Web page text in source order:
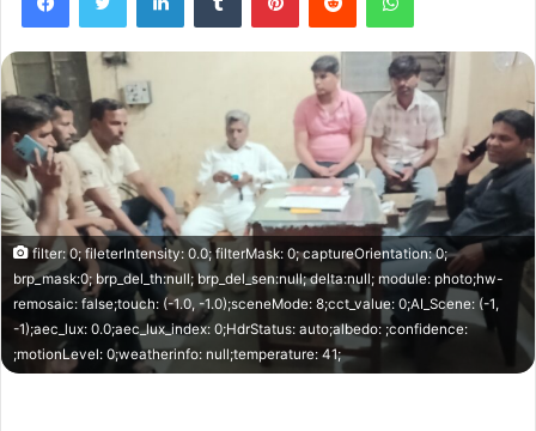
filter: 0; fileterIntensity: 0.0; filterMask: 0; captureOrientation: 0;
brp_mask:0; brp_del_th:null; brp_del_sen:null; delta:null; module: photo;hw-
remosaic: false;touch: (-1.0, -1.0);sceneMode: 8;cct_value: 0;AI_Scene: (-1,
-1);aec_lux: 0.0;aec_lux_index: 0;HdrStatus: auto;albedo: ;confidence:
;motionLevel: 0;weatherinfo: null;temperature: 41;